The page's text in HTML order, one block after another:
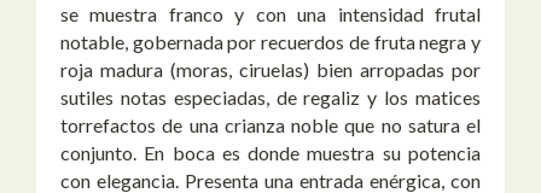
se muestra franco y con una intensidad frutal
notable, gobernada por recuerdos de fruta negra y
roja madura (moras, ciruelas) bien arropadas por
sutiles notas especiadas, de regaliz y los matices
torrefactos de una crianza noble que no satura el
conjunto. En boca es donde muestra su potencia
con elegancia. Presenta una entrada enérgica, con